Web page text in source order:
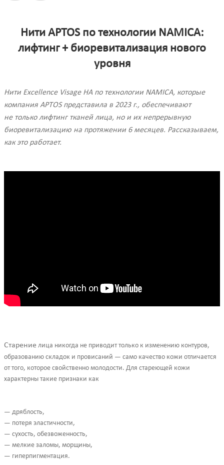
Нити APTOS по технологии NAMICA:
лифтинг + биоревитализация нового
уровня
Нити Excellence Visage HA по технологии NAMICA, которые
компания APTOS представила в 2023 г., обеспечивают
не только лифтинг тканей лица, но и их непрерывную
биоревитализацию на протяжении 6 месяцев. Рассказываем,
как это работает.
Старение лица никогда не приводит только к изменению контуров,
образованию складок и провисаний — само качество кожи отличается
от того, которое свойственно молодости. Для стареющей кожи
характерны такие признаки как
— дряблость,
— потеря эластичности,
— сухость, обезвоженность,
— мелкие заломы, морщины,
— гиперпигментация.